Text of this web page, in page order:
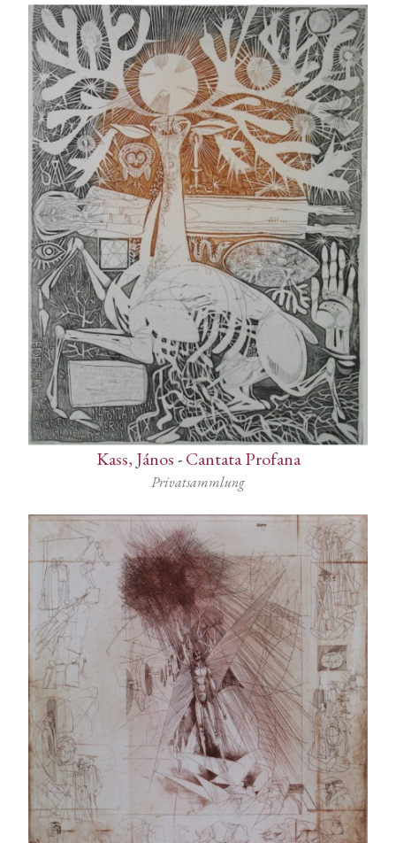
Kass, János-Cantata Profana
Privatsammlung